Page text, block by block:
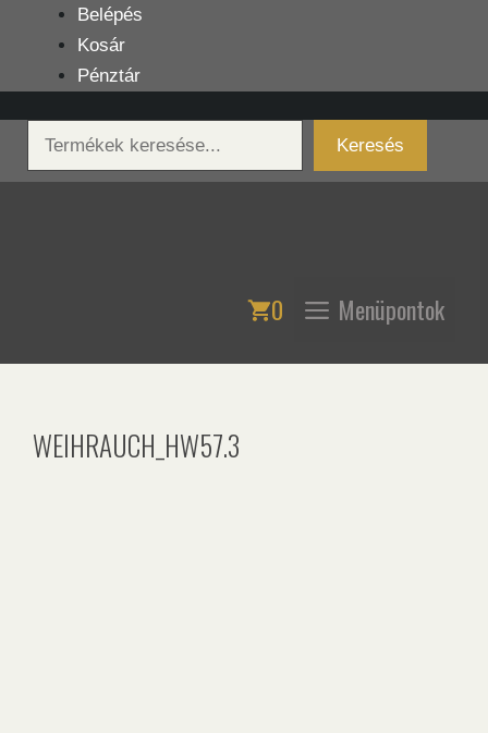
tartalomba
Belépés
Kosár
Pénztár
Keresés
Keresés
0 Menüpontok
WEIHRAUCH_HW57.3